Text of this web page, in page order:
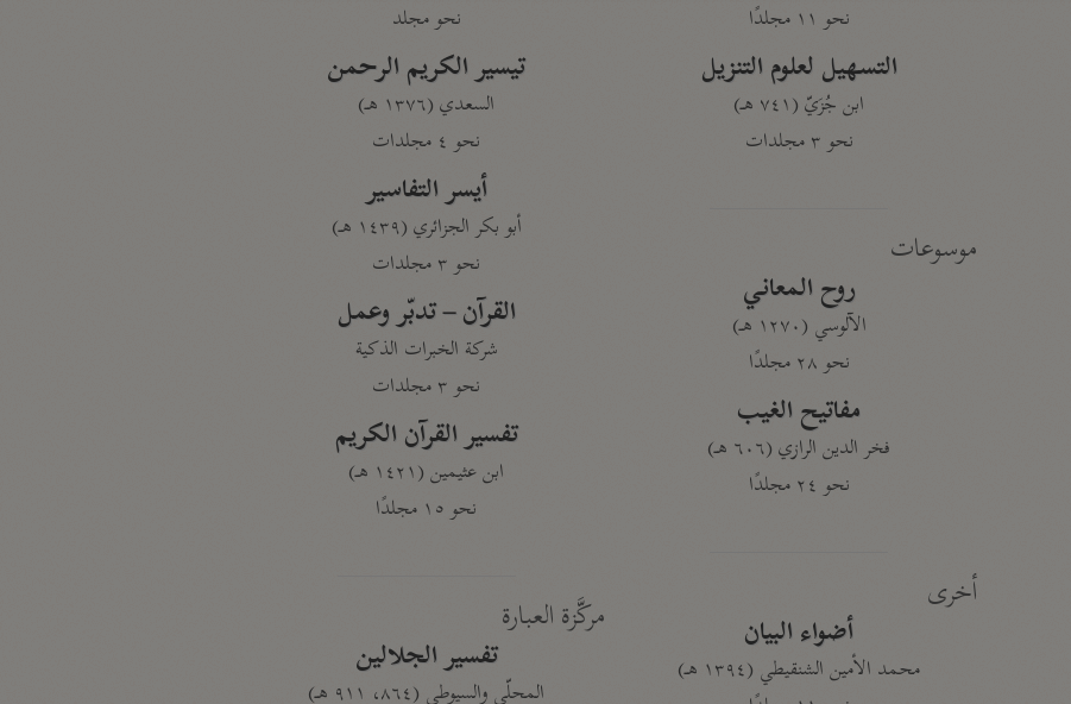
نحو ١١ مجلدًا
التسهيل لعلوم التنزيل
ابن جُزَيّ (٧٤١ هـ)
نحو ٣ مجلدات
موسوعات
روح المعاني
الآلوسي (١٢٧٠ هـ)
نحو ٢٨ مجلدًا
مفاتيح الغيب
فخر الدين الرازي (٦٠٦ هـ)
نحو ٢٤ مجلدًا
أخرى
أضواء البيان
محمد الأمين الشنقيطي (١٣٩٤ هـ)
نحو مجلد
تيسير الكريم الرحمن
السعدي (١٣٧٦ هـ)
نحو ٤ مجلدات
أيسر التفاسير
أبو بكر الجزائري (١٤٣٩ هـ)
نحو ٣ مجلدات
القرآن – تدبّر وعمل
شركة الخبرات الذكية
نحو ٣ مجلدات
تفسير القرآن الكريم
ابن عثيمين (١٤٢١ هـ)
نحو ١٥ مجلدًا
مركَّزة العبارة
تفسير الجلالين
المحلّي والسيوطي (٨٦٤، ٩١١ هـ)